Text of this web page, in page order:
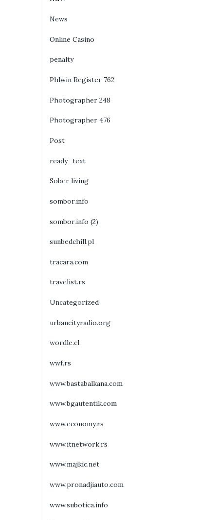
News
Online Casino
penalty
Phlwin Register 762
Photographer 248
Photographer 476
Post
ready_text
Sober living
sombor.info
sombor.info (2)
sunbedchill.pl
tracara.com
travelist.rs
Uncategorized
urbancityradio.org
wordle.cl
wwf.rs
www.bastabalkana.com
www.bgautentik.com
www.economy.rs
www.itnetwork.rs
www.majkic.net
www.pronadjiauto.com
www.subotica.info